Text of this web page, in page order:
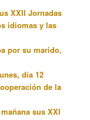
XXII Jornadas
idiomas y las
por su marido,
día 12
de la
sus XXI